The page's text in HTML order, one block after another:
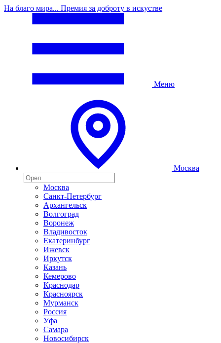
На благо мира... Премия за доброту в искустве
Меню
Москва
Москва
Санкт-Петербург
Архангельск
Волгоград
Воронеж
Владивосток
Екатеринбург
Ижевск
Иркутск
Казань
Кемерово
Краснодар
Красноярск
Мурманск
Россия
Уфа
Самара
Новосибирск